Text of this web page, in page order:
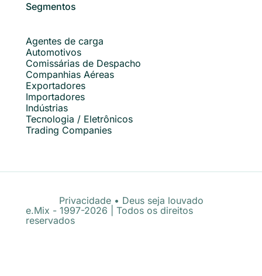
Segmentos
Agentes de carga
Automotivos
Comissárias de Despacho
Companhias Aéreas
Exportadores
Importadores
Indústrias
Tecnologia / Eletrônicos
Trading Companies
Privacidade • Deus seja louvado
e.Mix - 1997-2026 | Todos os direitos
reservados